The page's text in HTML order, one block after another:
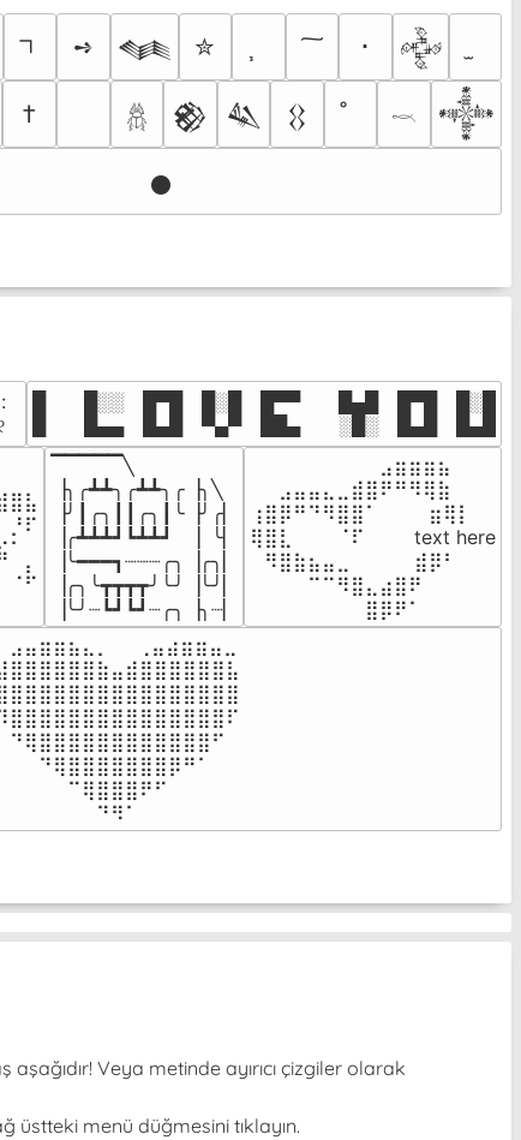
➺ 𒈝 ✮ ･ 𒅒
† 𓆣 𒆙 𒈑 𒌐 𓎖 𒀱
𒊹
█  █░░ █▀█ █░█ █▀▀  █▄█ █▀█ █░█
█  █▄▄ █▄█ ▀▄▀ ██▄  ░█░ █▄█ █▄█
▔▔▔▔▔╲
▕╮╭┻┻╮╭┻┻╮╭▕╮╲
▕╯┃╭╮┃┃╭╮┃╰▕╯╭▏
▕╭┻┻┻┛┗┻┻┛  ▕  ╰▏
▕╰━━━┓┈┈┈╭╮▕╭╮▏
▕╭╮╰┳┳┳┳╯╰╯▕╰╯▏
▕╰╯┈┗┛┗┛┈╭╮▕╮┈▏
⠀⠀⠀⠀⠀⠀⠀⠀⠀⣠⣶⣶⣶⣦⠀⠀
⠀⠀⣠⣤⣤⣄⣀⣾⣿⠟⠛⠻⢿⣷⠀
⢰⣿⡿⠛⠙⠻⣿⣿⠁⠀⠀ ⠀⣶⢿⡇
⢿⣿⣇⠀⠀⠀⠈⠏⠀⠀⠀ text here
⠀⠻⣿⣷⣦⣤⣀⠀⠀⠀ ⠀⣾⡿⠃⠀
⠀⠀⠀⠀⠉⠉⠻⣿⣄⣴⣿⠟⠀⠀⠀
⠀⠀⠀⠀⠀⠀⠀⠀⣿⡿⠟⠁⠀⠀⠀
⠀⣠⣤⣶⣶⣦⣄⡀  ⠀⢀⣤⣴⣶⣶⣤⣀⠀
⠀⠙⢿⣿⣿⣿⣿⣿⣿⣿⣿⣿⣿⣿⣿⠋⠀
⠀⠀⠀⠙⢿⣿⣿⣿⣿⣿⣿⣿⡿⠛⠁⠀⠀
⠀⠀⠀⠀⠀⠉⢿⣿⣿⣿⠟⠋⠀⠀⠀⠀⠀
⠀⠀⠀⠀⠀⠀⠀⠙⠻⠁⠀⠀⠀⠀⠀⠀⠀⠀⠀⠀⠀⠀⠀
Veya metinde ayırıcı çizgiler olarak
menü düğmesini tıklayın.